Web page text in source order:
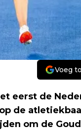
Voeg
eerst de
de
om de